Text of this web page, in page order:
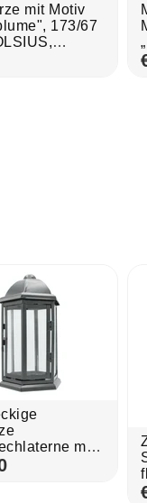
mit Motiv
173/67
60h, 3 St.
mit